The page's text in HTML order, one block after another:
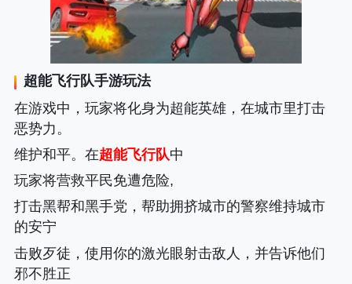
超能飞行队手游玩法
在游戏中，玩家将化身为超能英雄，在城市里打击
恶势力。
维护和平。在超能飞行队中
玩家将营救平民免遭危险,
打击黑帮和黑手党，帮助拥挤城市的警察维持城市
的安宁
击败歹徒，使用你的激光眼射击敌人，并告诉他们
邪不胜正